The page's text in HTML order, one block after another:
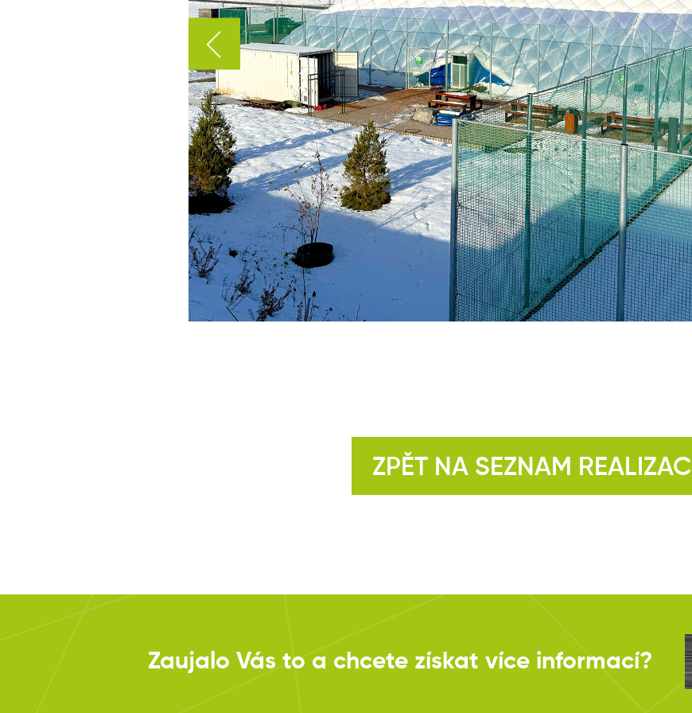
ZPĚT NA SEZNAM REALIZACÍ
Zaujalo Vás to a chcete získat více informací?